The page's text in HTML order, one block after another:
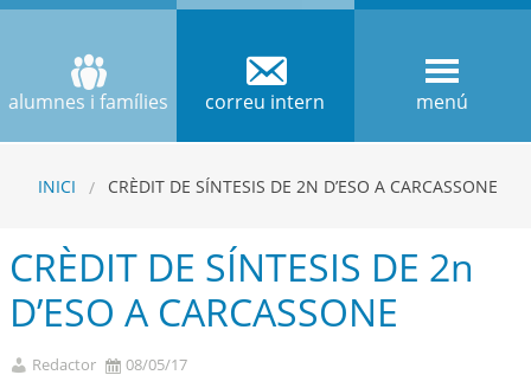
alumnes i famílies correu intern menú
INICI CRÈDIT DE SÍNTESIS DE 2N D’ESO A CARCASSONE
CRÈDIT DE SÍNTESIS DE 2n
D’ESO A CARCASSONE
Redactor 08/05/17